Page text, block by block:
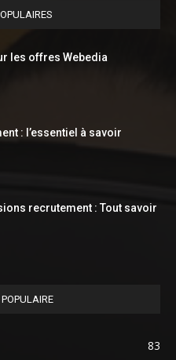
les offres Webedia
: l’essentiel à savoir
recrutement : Tout savoir
83